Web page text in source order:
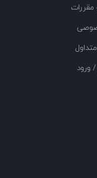
مقررات
ورود